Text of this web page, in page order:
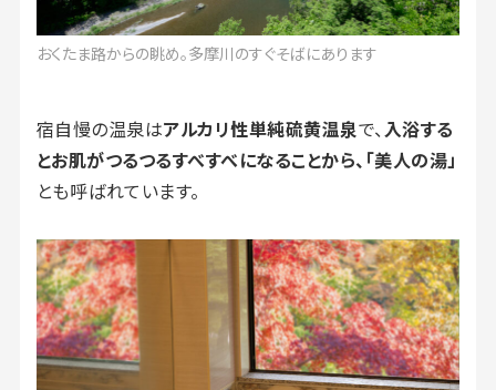
おくたま路からの眺め。多摩川のすぐそばにあります
宿自慢の温泉はアルカリ性単純硫黄温泉で、入浴する
とお肌がつるつるすべすべになることから、「美人の湯」
とも呼ばれています。